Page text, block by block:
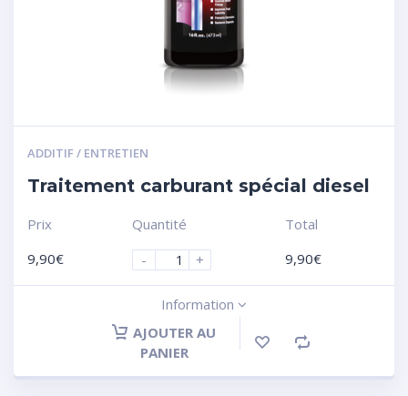
ADDITIF / ENTRETIEN
Traitement carburant spécial diesel
Prix
9,90€
Quantité
-
+
Total
9,90€
Information
AJOUTER AU
PANIER